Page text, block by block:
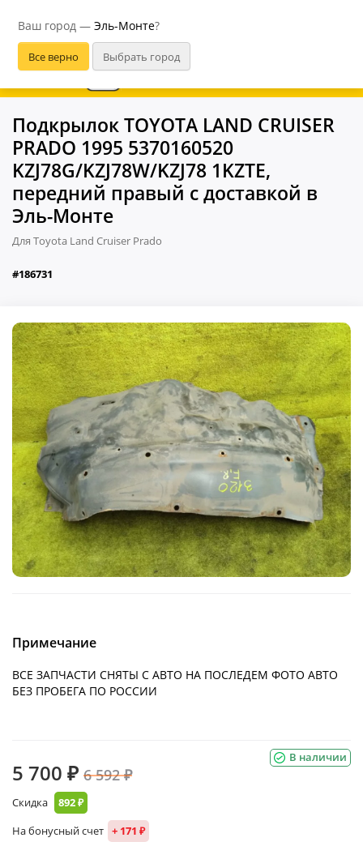
Ваш город — Эль-Монте?
В приложении удобнее
Подкрылок TOYOTA LAND CRUISER
PRADO 1995 5370160520
KZJ78G/KZJ78W/KZJ78 1KZTE,
передний правый с доставкой в
Эль-Монте
Для Toyota Land Cruiser Prado
#186731
Примечание
ВСЕ ЗАПЧАСТИ СНЯТЫ С АВТО НА ПОСЛЕДЕМ ФОТО АВТО
БЕЗ ПРОБЕГА ПО РОССИИ
В наличии
5 700 ₽ 6 592 ₽
Скидка 892 ₽
На бонусный счет + 171 ₽